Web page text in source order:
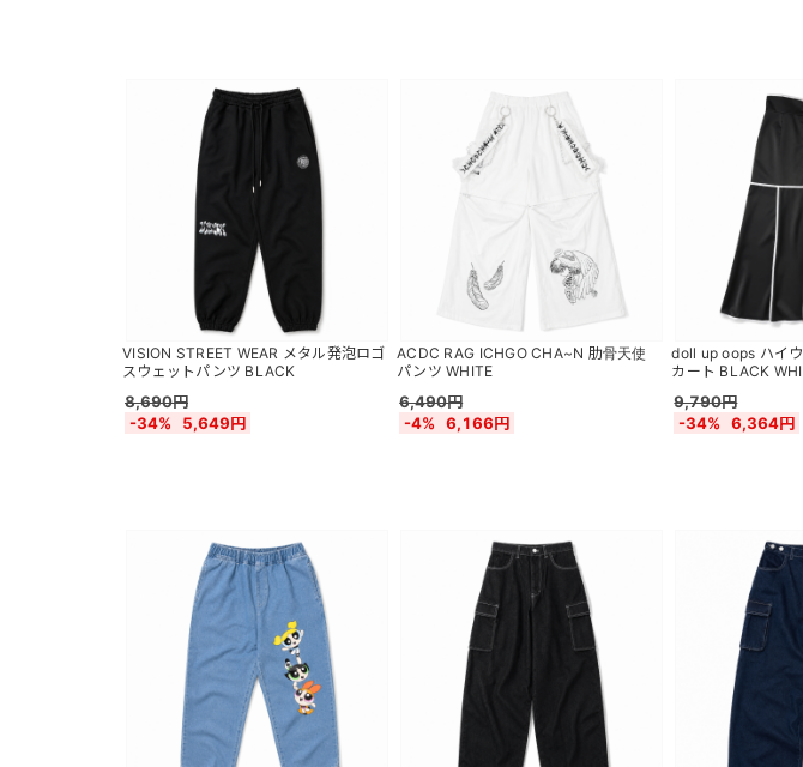
VISION STREET WEAR メタル発泡ロゴ
スウェットパンツ BLACK
8,690円
-34%
5,649円
ACDC RAG ICHGO CHA~N 肋骨天使
パンツ WHITE
6,490円
-4%
6,166円
doll up oops ハイ
カート BLACK
9,790円
-34%
6,364円